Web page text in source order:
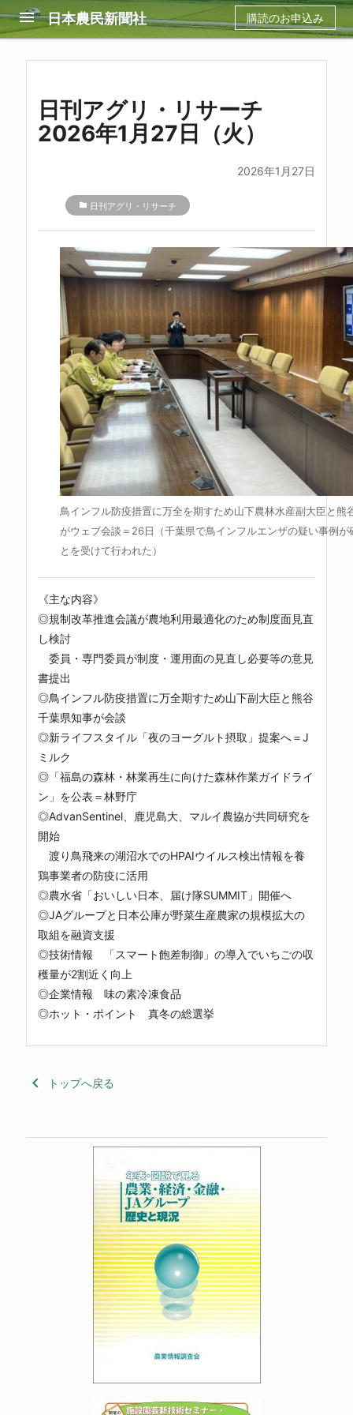
menu 日本農民新聞社 購読のお申込み
日刊アグリ・リサーチ
2026年1月27日（火）
2026年1月27日
folder 日刊アグリ・リサーチ
鳥インフル防疫措置に万全を期すため山下農林水産副大臣と熊
がウェブ会談＝26日（千葉県で鳥インフルエンザの疑い事例が
とを受けて行われた）
《主な内容》
◎規制改革推進会議が農地利用最適化のため制度面見直
し検討
委員・専門委員が制度・運用面の見直し必要等の意見
書提出
◎鳥インフル防疫措置に万全期すため山下副大臣と熊谷
千葉県知事が会談
◎新ライフスタイル「夜のヨーグルト摂取」提案へ＝J
ミルク
◎「福島の森林・林業再生に向けた森林作業ガイドライ
ン」を公表＝林野庁
◎AdvanSentinel、鹿児島大、マルイ農協が共同研究を
開始
渡り鳥飛来の湖沼水でのHPAIウイルス検出情報を養
鶏事業者の防疫に活用
◎農水省「おいしい日本、届け隊SUMMIT」開催へ
◎JAグループと日本公庫が野菜生産農家の規模拡大の
取組を融資支援
◎技術情報 「スマート飽差制御」の導入でいちごの収
穫量が2割近く向上
◎企業情報 味の素冷凍食品
◎ホット・ポイント 真冬の総選挙
keyboard_arrow_left トップへ戻る